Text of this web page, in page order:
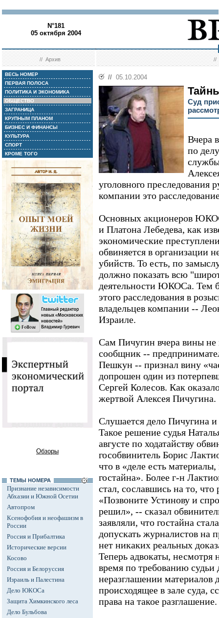
N°181
05 октября 2004
//Архив //
ВЕСЬ НОМЕР
ПЕРВАЯ ПОЛОСА
ПОЛИТИКА И ЭКОНОМИКА
ОБЩЕСТВО
ЗАГРАНИЦА
КРУПНЫМ ПЛАНОМ
БИЗНЕС И ФИНАНСЫ
КУЛЬТУРА
СПОРТ
КРОМЕ ТОГО
Обзоры
ТЕМЫ НОМЕРА
Признание независимости
Абхазии и Южной Осетии
Автопром
Ксенофобия и неофашизм в
России
Россия и Прибалтика
Исторические версии
Косово
Россия и Белоруссия
Израиль и Палестина
Дело ЮКОСа
Защита Химкинского леса
Дело Бульбова
// 05.10.2004
Суд
Вчера
по
уголовного преследования
компании это
Основных акционеров
и Платона Лебедева, как
экономические
обвиняется в организации
убийств. То есть, по
должно показать всю
деятельности ЮКОСа. Тем
этого расследования в
владельцев компании --
Израиле.
Сам Пичугин вчера вины не
сообщник --
Пешкун -- признал вину
допрошен один из
Сергей Колесов. Как
жертвой Алексея Пичугина.
Слушается дело Пичугина
Такое решение судья
августе по ходатайству
гособвинитель Борис
что в «деле есть
гостайна». Более г-н
стал, сославшись на то,
«Позвоните Устинову и
решил», -- сказал
заявляли, что гостайна
допускать журналистов на
нет никаких реальных
Теперь адвокаты, несмотря
время по требованию судьи
неразглашении
происходящее в зале суда,
права на такое разглашение.